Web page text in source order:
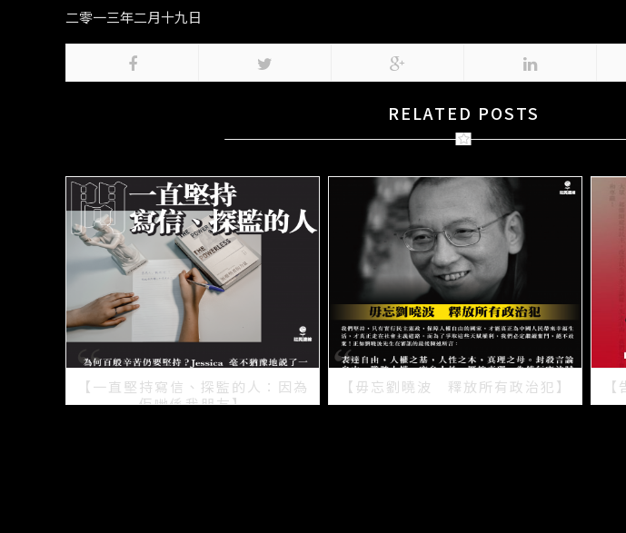
二零一三年二月十九日
RELATED POSTS
【一直堅持寫信、探監的人：因為
佢哋係我朋友】
【毋忘劉曉波 釋放所有政治犯】